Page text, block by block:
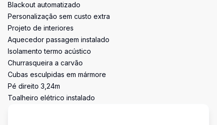
Blackout automatizado
Personalização sem custo extra
Projeto de interiores
Aquecedor passagem instalado
Isolamento termo acústico
Churrasqueira a carvão
Cubas esculpidas em mármore
Pé direito 3,24m
Toalheiro elétrico instalado